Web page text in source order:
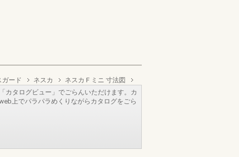
ード ネスカ ネスカ F ミニ 寸法図
カタログビュー」でごらんいただけます。カ
上でパラパラめくりながらカタログをごら